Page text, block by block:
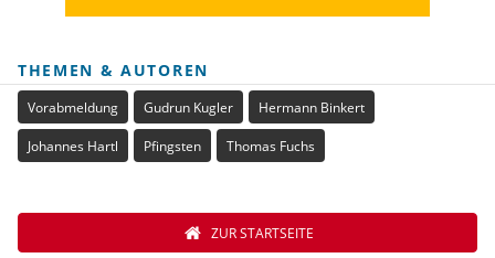
THEMEN & AUTOREN
Vorabmeldung Gudrun Kugler Hermann Binkert
Johannes Hartl Pfingsten Thomas Fuchs
ZUR STARTSEITE